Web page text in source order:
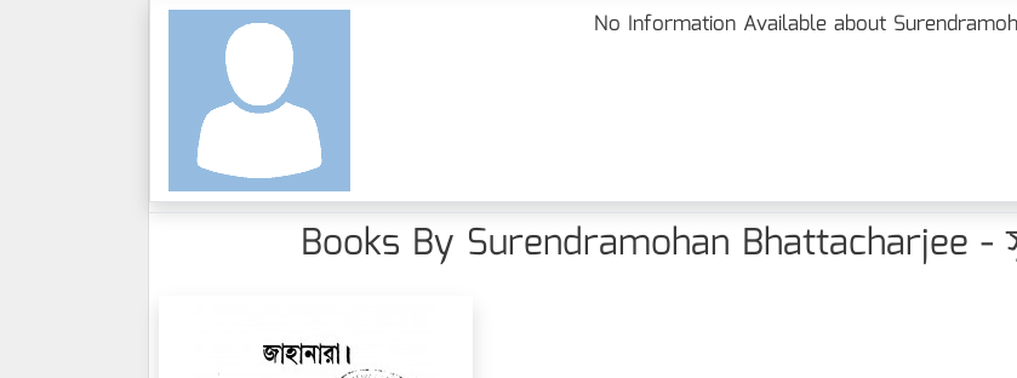
No Information Available about
Books By Surendramohan Bhattacharjee -